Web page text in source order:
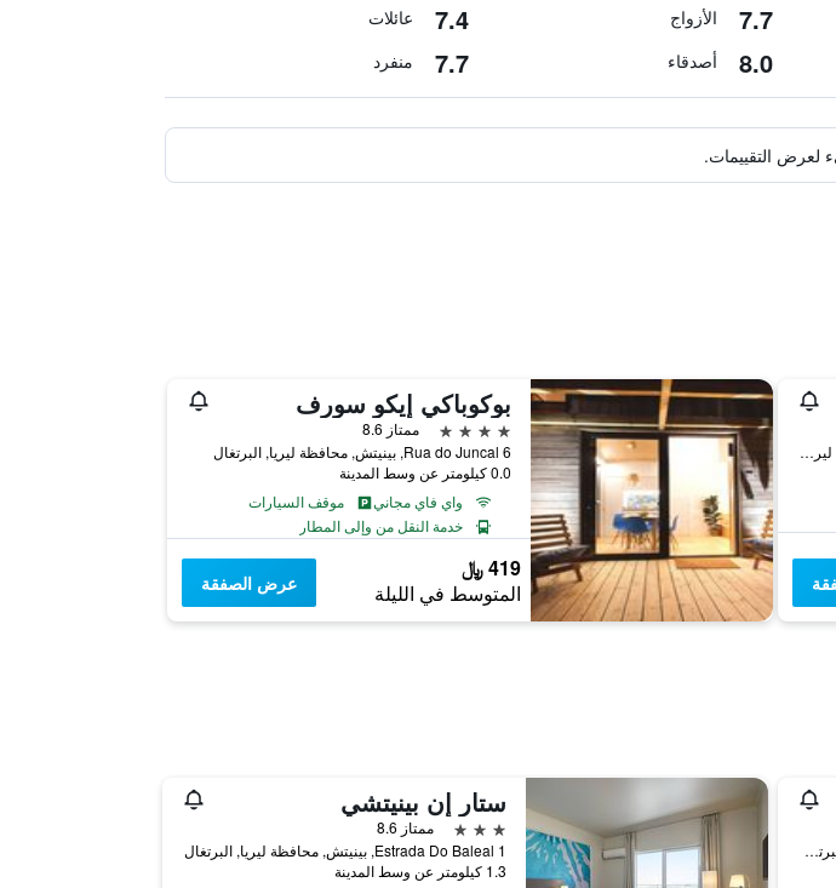
7.7 الأزواج 7.4 عائلات
8.0 أصدقاء 7.7 منفرد
لعرض التقييمات.
Avenida Monsenhor Bastos, بينيتش, محافظة ليريا, البرتغال
بوكوباكي إيكو سورف
4 نجوم
ممتاز 8.6
Rua do Juncal 6, بينيتش, محافظة ليريا, البرتغال
0.0 كيلومتر عن وسط المدينة
واي فاي مجاني
موقف السيارات
خدمة النقل من وإلى المطار
419 ﷼
المتوسط في الليلة عرض الصفقة
Travessa da Horta, 2, بينيتش, محافظة ليريا, البرتغال
ستار إن بينيتشي
3 نجوم
ممتاز 8.6
Estrada Do Baleal 1, بينيتش, محافظة ليريا, البرتغال
1.3 كيلومتر عن وسط المدينة